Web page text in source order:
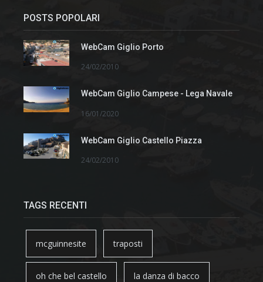
POSTS POPOLARI
WebCam Giglio Porto
24/02/2010
WebCam Giglio Campese - Lega Navale
16/01/2020
WebCam Giglio Castello Piazza
24/02/2010
TAGS RECENTI
mcguinnesite traposti
oh che bel castello la danza di bacco